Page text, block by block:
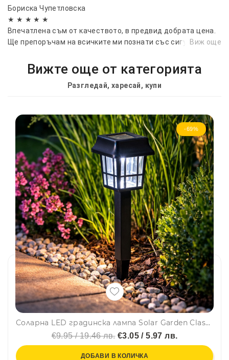
Бориска Чупетловска
★ ★ ★ ★ ★
Впечатлена съм от качеството, в предвид добрата цена.
Ще препоръчам на всичките ми познати със сигурност!
Виж още
Вижте още от категорията
Разгледай, харесай, купи
-69%
Соларна LED градинска лампа Solar Garden Classic - 24 см – бяла светлина, автоматично включване, без кабели, еко захранване
€9.95 / 19.46 лв.€3.05 / 5.97 лв.
ДОБАВИ В КОЛИЧКА